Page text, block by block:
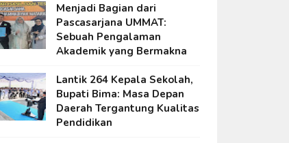
Menjadi Bagian dari
Pascasarjana UMMAT:
Sebuah Pengalaman
Akademik yang Bermakna
Lantik 264 Kepala Sekolah,
Bupati Bima: Masa Depan
Daerah Tergantung Kualitas
Pendidikan